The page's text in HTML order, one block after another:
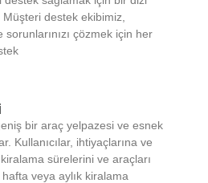
destek ekibimiz,
sorunlarınızı çözmek için her
bir araç yelpazesi ve esnek
Kullanıcılar, ihtiyaçlarına ve
sürelerini ve araçları
veya aylık kiralama